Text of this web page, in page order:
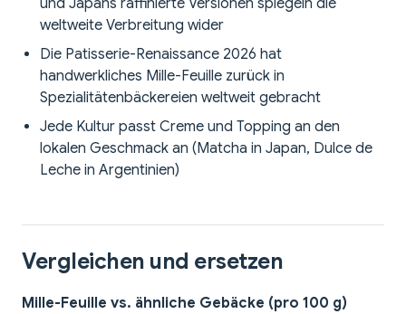
und Japans raffinierte Versionen spiegeln die
weltweite Verbreitung wider
Die Patisserie-Renaissance 2026 hat
handwerkliches Mille-Feuille zurück in
Spezialitätenbäckereien weltweit gebracht
Jede Kultur passt Creme und Topping an den
lokalen Geschmack an (Matcha in Japan, Dulce de
Leche in Argentinien)
Vergleichen und ersetzen
Mille-Feuille vs. ähnliche Gebäcke (pro 100 g)